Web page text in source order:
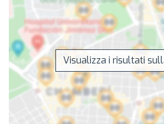
Visualizza i risultati